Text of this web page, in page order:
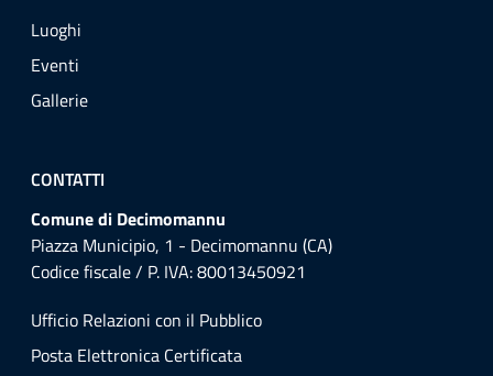
Luoghi
Eventi
Gallerie
CONTATTI
Comune di Decimomannu
Piazza Municipio, 1 - Decimomannu (CA)
Codice fiscale / P. IVA: 80013450921
Ufficio Relazioni con il Pubblico
Posta Elettronica Certificata